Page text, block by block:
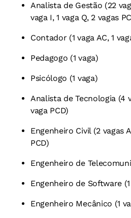
Analista de Gestão (22
vaga I, 1 vaga Q, 2 vagas
Contador (1 vaga AC, 1
Pedagogo (1 vaga)
Psicólogo (1 vaga)
Analista de Tecnologia (4
vaga PCD)
Engenheiro Civil (2 vagas
PCD)
Engenheiro de
Engenheiro de Software (1
Engenheiro Mecânico (1